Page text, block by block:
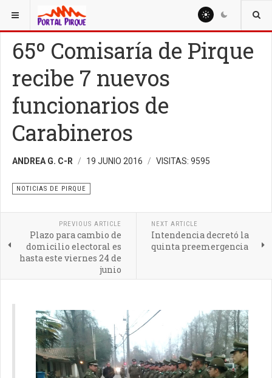
ESTÁ AQUÍ: NOTICIAS
65º Comisaría de Pirque
recibe 7 nuevos
funcionarios de
Carabineros
ANDREA G. C-R 19 JUNIO 2016 VISITAS: 9595
NOTICIAS DE PIRQUE
PREVIOUS ARTICLE
Plazo para cambio de
domicilio electoral es
hasta este viernes 24 de
junio
NEXT ARTICLE
Intendencia decretó la
quinta preemergencia